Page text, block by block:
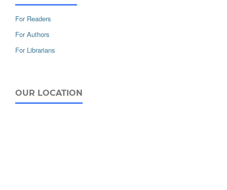
For Readers
For Authors
For Librarians
OUR LOCATION